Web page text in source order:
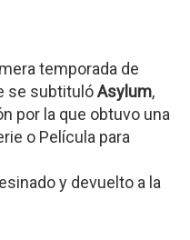
temporada de
se subtitulóAsylum,
por la que obtuvo una
o Película para
y devuelto a la